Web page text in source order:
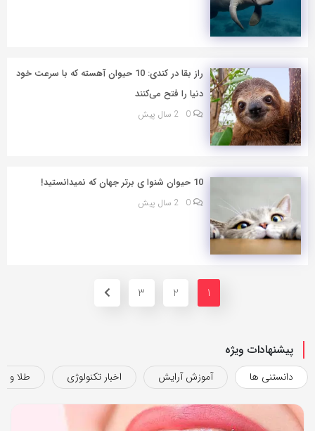
راز بقا در کندی: 10 حیوان آهسته که با سرعت خود
دنیا را فتح می‌کنند
0 2 سال پیش
10 حیوان شنوا ی برتر جهان که نمیدانستید!
0 2 سال پیش
1
2
3
پیشنهادات ویژه
دانستنی ها آموزش آرایش اخبار تکنولوژی طلا و